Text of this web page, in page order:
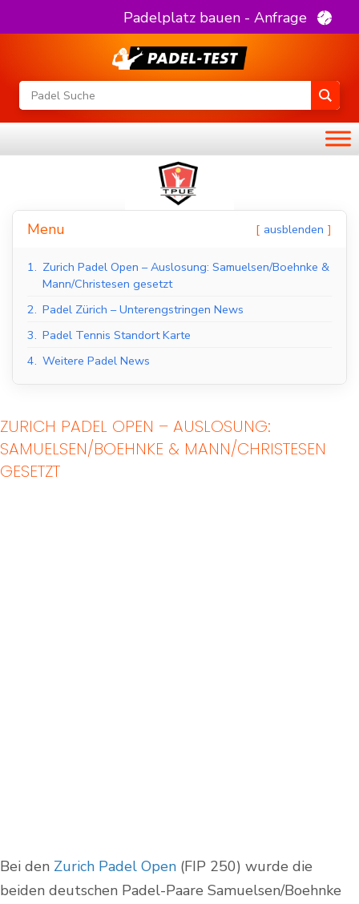
Padelplatz bauen - Anfrage
Menu ausblenden
1. Zurich Padel Open – Auslosung: Samuelsen/Boehnke &
Mann/Christesen gesetzt
2. Padel Zürich – Unterengstringen News
3. Padel Tennis Standort Karte
4. Weitere Padel News
ZURICH PADEL OPEN – AUSLOSUNG:
SAMUELSEN/BOEHNKE & MANN/CHRISTESEN
GESETZT
Bei den Zurich Padel Open (FIP 250) wurde die
beiden deutschen Padel-Paare Samuelsen/Boehnke